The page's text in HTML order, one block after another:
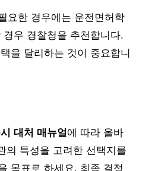
요한 경우에는 운전면허학
우 경찰청을 추천합니다.
을 달리하는 것이 중요합니
대처 매뉴얼 에 따라 올바
의 특성을 고려한 선택지를
목표로 하세요. 최종 결정